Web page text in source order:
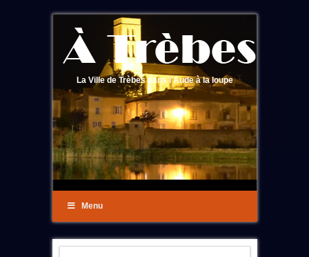
La Ville de Trèbes dans l'Aude à la loupe
Menu